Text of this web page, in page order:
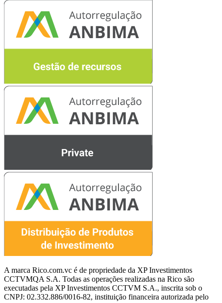
A marca Rico.com.vc é de propriedade da XP Investimentos
CCTVMQA S.A. Todas as operações realizadas na Rico são
executadas pela XP Investimentos CCTVM S.A., inscrita sob o
CNPJ: 02.332.886/0016-82, instituição financeira autorizada pelo